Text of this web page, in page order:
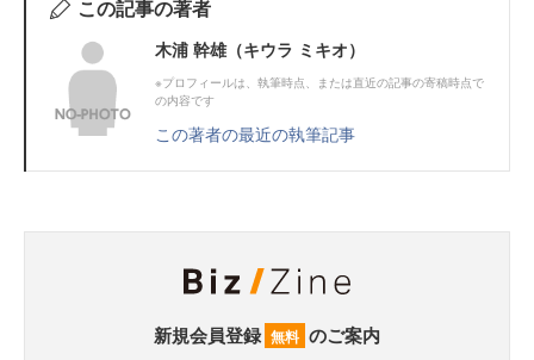
この記事の著者
木浦 幹雄（キウラ ミキオ）
※プロフィールは、執筆時点、または直近の記事の寄稿時点で
の内容です
この著者の最近の執筆記事
新規会員登録 無料 のご案内